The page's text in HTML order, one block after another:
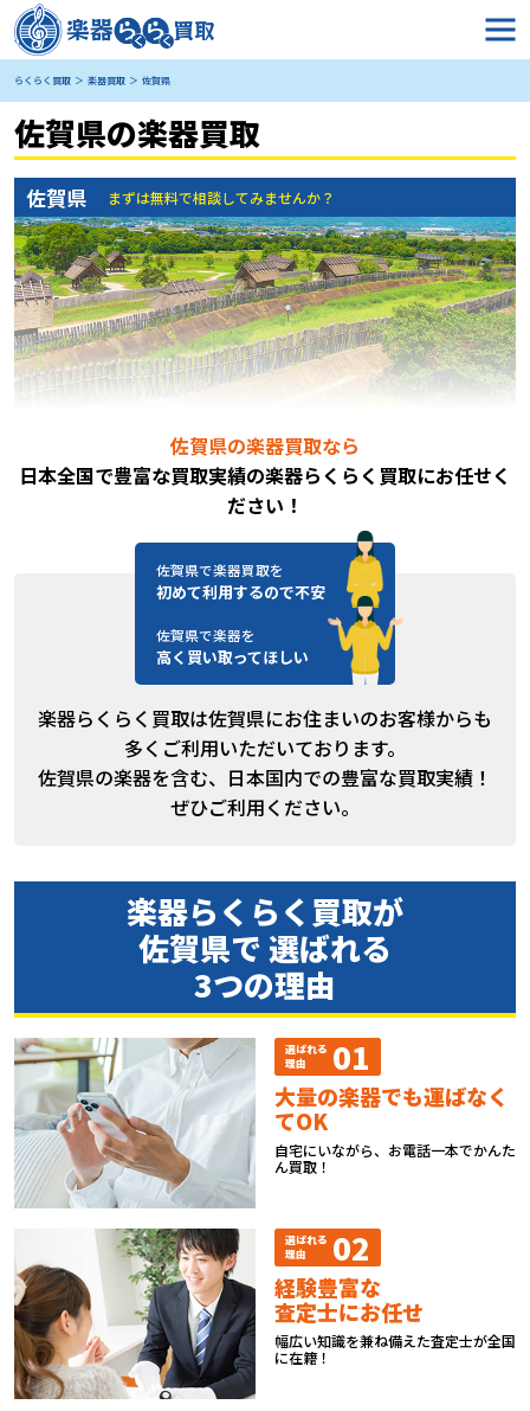
らくらく買取 楽器買取 佐賀県
佐賀県の楽器買取
佐賀県 まずは無料で相談してみませんか？
佐賀県の楽器買取なら
日本全国で豊富な買取実績の楽器らくらく買取にお任せく
ださい！
佐賀県で楽器買取を
初めて利用するので不安
佐賀県で楽器を
高く買い取ってほしい
楽器らくらく買取は佐賀県にお住まいのお客様からも
多くご利用いただいております。
佐賀県の楽器を含む、日本国内での豊富な買取実績！
ぜひご利用ください。
楽器らくらく買取が
佐賀県で 選ばれる
3つの理由
選ばれる
理由
01
大量の楽器でも運ばなく
てOK
自宅にいながら、お電話一本でかんた
ん買取！
選ばれる
理由
02
経験豊富な
査定士にお任せ
幅広い知識を兼ね備えた査定士が全国
に在籍！